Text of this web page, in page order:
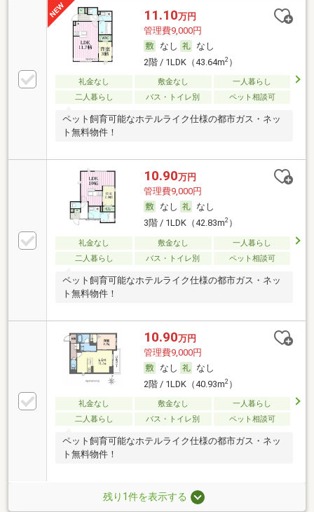
11.10万円
管理費9,000円
なし
なし
2階 / 1LDK（43.64m2）
礼金なし 敷金なし
一人暮らし
二人暮らし
バス・トイレ別 ペット相談可
ペット飼育可能なホテルライク仕様の都市ガス・ネッ
ト無料物件！
10.90万円
管理費9,000円
なし
なし
3階 / 1LDK（42.83m2）
礼金なし 敷金なし
一人暮らし
二人暮らし
バス・トイレ別 ペット相談可
ペット飼育可能なホテルライク仕様の都市ガス・ネッ
ト無料物件！
10.90万円
管理費9,000円
なし
なし
2階 / 1LDK（40.93m2）
礼金なし 敷金なし
一人暮らし
二人暮らし
バス・トイレ別 ペット相談可
ペット飼育可能なホテルライク仕様の都市ガス・ネッ
ト無料物件！
残り1件を表示する